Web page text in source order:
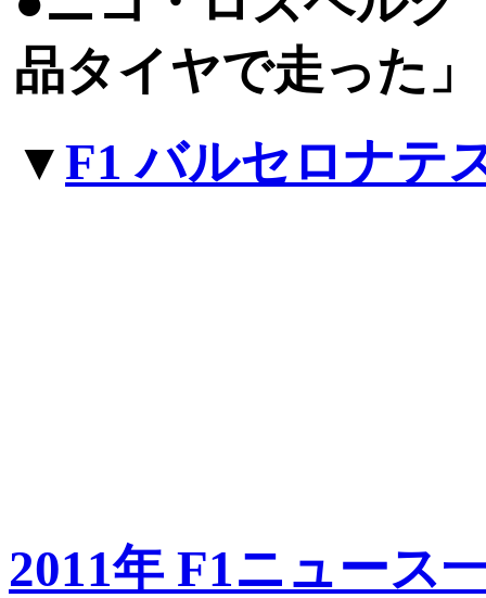
品タイヤで走った」
▼F1 バルセロナテ
2011年 F1ニュース